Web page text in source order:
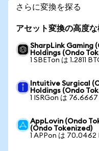
さらに変換を探る
アセット変換の高度
SharpLink Gaming
Holdings (Ondo
1 SBETon は 1.2811
Intuitive Surgical
Holdings (Ondo
1 ISRGon は
AppLovin (Ondo
(Ondo Tokenized)
1 APPon は 70.0462